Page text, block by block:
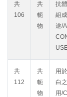
共
106
共
軛
物
抗
組
途/
共
112
共
軛
物
用
白
用/